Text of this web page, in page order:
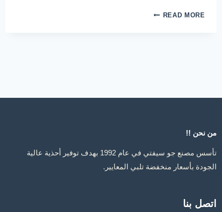
READ MOREمخاطر
من نحن !!
تأسس مصنع جو سيفتي في عام 1992 بهدف توفير أحذية عالية
الجودة بأسعار منخفضة تلبي المعايير.
اتصل بنا